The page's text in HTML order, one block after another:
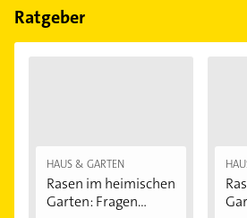
Feiertagen abweichen können.
Ratgeber
HAUS & GARTEN
Rasen im heimischen
Garten: Fragen...